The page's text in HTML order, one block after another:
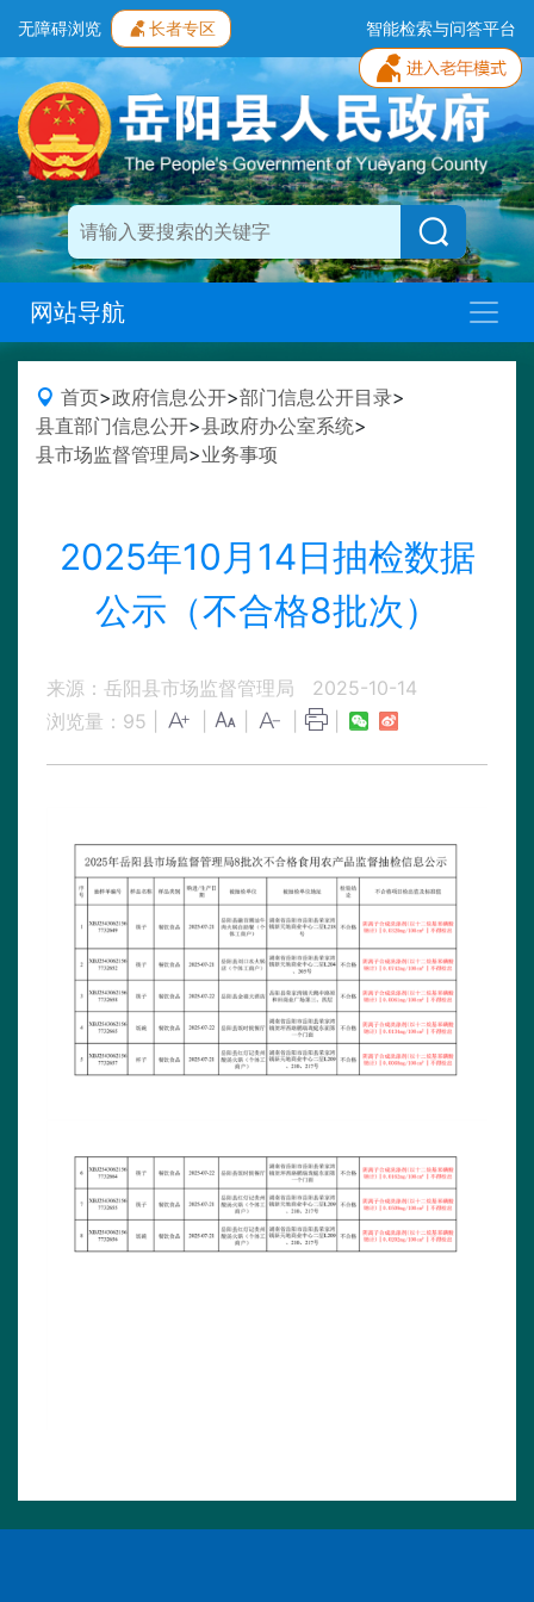
无障碍浏览 长者专区 智能检索与问答平台
网站导航
首页>政府信息公开>部门信息公开目录>
县直部门信息公开>县政府办公室系统>
县市场监督管理局>业务事项
2025年10月14日抽检数据
公示（不合格8批次）
来源：岳阳县市场监督管理局
2025-10-14
浏览量： 95